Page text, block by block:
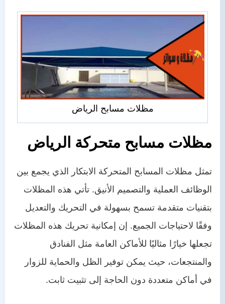
مظلات مسابح الرياض
مظلات مسابح متحركة الرياض
تمثل مظلات المسابح المتحركة الابتكار الذي يجمع بين
الوظائف العملية والتصميم الأنيق. تأتي هذه المظلات
بتقنيات متقدمة تسمح بسهولة في التحريك والتعديل
وفقًا لاحتياجات الجميع. إن إمكانية تحريك هذه المظلات
تجعلها خيارًا مثاليًا للأماكن العامة مثل الفنادق
والمنتجعات، حيث يمكن توفير الظل والحماية للزوار
في أماكن متعددة دون الحاجة إلى تثبيت ثابت.